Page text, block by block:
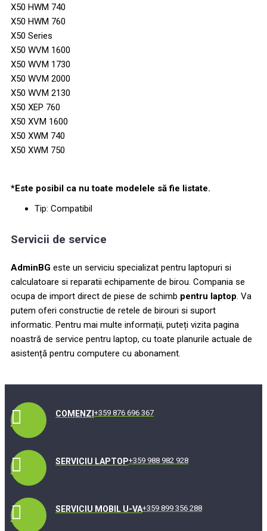
X50 HWM 740
X50 HWM 760
X50 Series
X50 WVM 1600
X50 WVM 1730
X50 WVM 2000
X50 WVM 2130
X50 XEP 760
X50 XVM 1600
X50 XWM 740
X50 XWM 750
*Este posibil ca nu toate modelele să fie listate.
Tip: Compatibil
Servicii de service
AdminBG este un serviciu specializat pentru laptopuri si
calculatoare si reparatii echipamente de birou. Compania se
ocupa de import direct de piese de schimb pentru laptop. Va
putem oferi constructie de retele de birouri si suport
informatic. Pentru mai multe informații, puteți vizita pagina
noastră de service pentru laptop, cu toate planurile actuale de
asistență pentru computere cu abonament.
COMENZI +359 876 696 367
SERVICIU LAPTOP+359 988 982 928
SERVICIU MOBIL U-VA+359 899 356 288